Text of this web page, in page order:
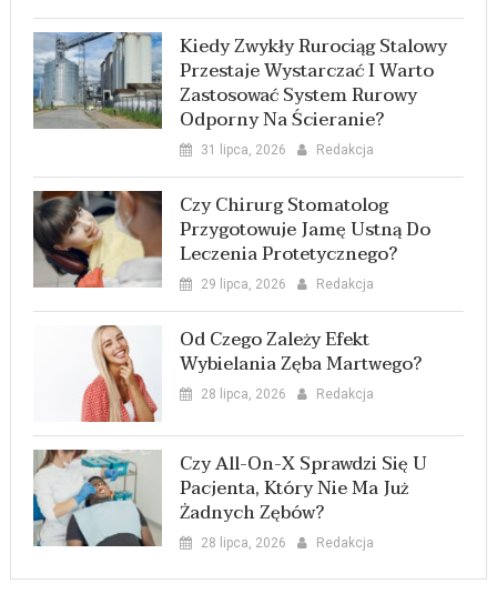
Kiedy Zwykły Rurociąg Stalowy
Przestaje Wystarczać I Warto
Zastosować System Rurowy
Odporny Na Ścieranie?
31 lipca, 2026 Redakcja
Czy Chirurg Stomatolog
Przygotowuje Jamę Ustną Do
Leczenia Protetycznego?
29 lipca, 2026 Redakcja
Od Czego Zależy Efekt
Wybielania Zęba Martwego?
28 lipca, 2026 Redakcja
Czy All-On-X Sprawdzi Się U
Pacjenta, Który Nie Ma Już
Żadnych Zębów?
28 lipca, 2026 Redakcja